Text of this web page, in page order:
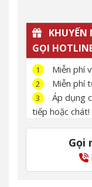
KHUYẾN
GỌI
1 Miễn phí
2 Miễn phí
3
Áp dụng
tiếp hoặc chát!
Gọi